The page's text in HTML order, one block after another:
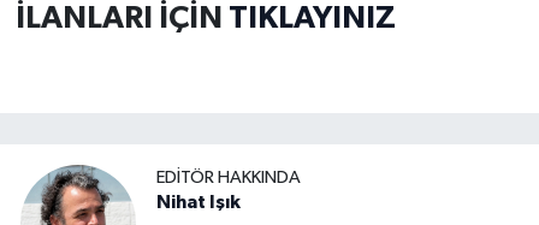
İLANLARI İÇİN TIKLAYINIZ
EDITÖR HAKKINDA
Nihat Işık